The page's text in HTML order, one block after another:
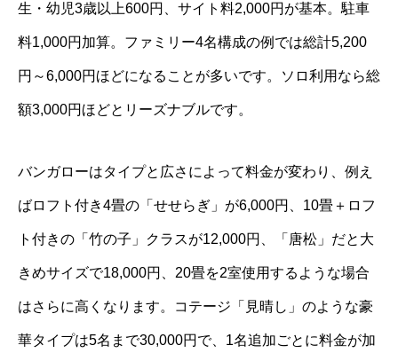
生・幼児3歳以上600円、サイト料2,000円が基本。駐車
料1,000円加算。ファミリー4名構成の例では総計5,200
円～6,000円ほどになることが多いです。ソロ利用なら総
額3,000円ほどとリーズナブルです。
バンガローはタイプと広さによって料金が変わり、例え
ばロフト付き4畳の「せせらぎ」が6,000円、10畳＋ロフ
ト付きの「竹の子」クラスが12,000円、「唐松」だと大
きめサイズで18,000円、20畳を2室使用するような場合
はさらに高くなります。コテージ「見晴し」のような豪
華タイプは5名まで30,000円で、1名追加ごとに料金が加